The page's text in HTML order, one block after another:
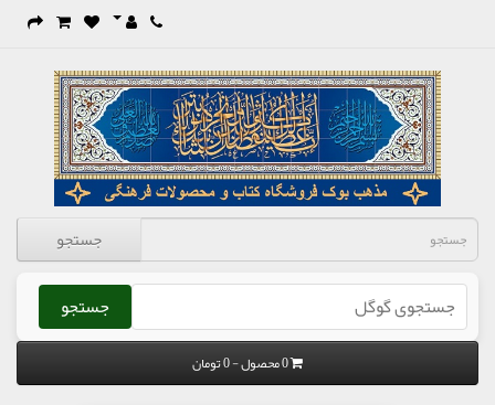
جستجو
جستجو
0 محصول - 0 تومان